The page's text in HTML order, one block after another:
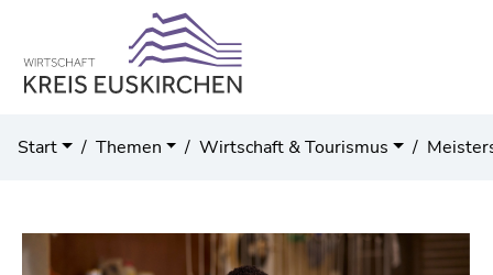
Start Themen Wirtschaft & Tourismus